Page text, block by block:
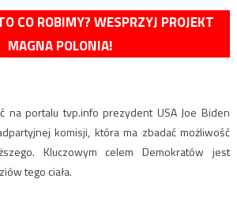
CO ROBIMY? WESPRZYJ PROJEKT
MAGNA POLONIA!
na portalu tvp.info prezydent USA Joe Biden
komisji, która ma zbadać możliwość
Kluczowym celem Demokratów jest
tego ciała.